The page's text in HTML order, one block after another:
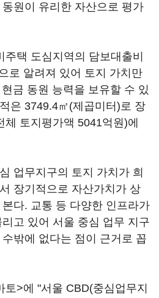
원이 유리한 자산으로 평가
택 도심지역의 담보대출비
로 알려져 있어 토지 가치만
금 동원 능력을 보유할 수 있
은 3749.4㎡(제곱미터)로 장
토지평가액 5041억원)에
업무지구의 토지 가치가 희
장기적으로 자산가치가 상
다. 교통 등 다양한 인프라가
고 있어 서울 중심 업무 지구
밖에 없다는 점이 근거로 꼽
>에 "서울 CBD(중심업무지